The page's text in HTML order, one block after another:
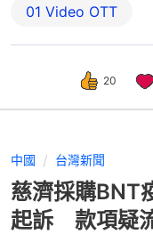
01‌ ‌Video‌ ‌OTT
20
中國 台灣新聞
慈濟採購
起訴 款項疑